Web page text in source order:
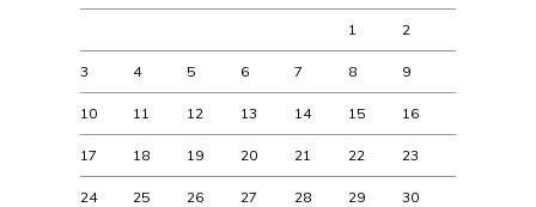
1 2
3 4 5 6 7 8 9
10 11 12 13 14 15 16
17 18 19 20 21 22 23
24 25 26 27 28 29 30